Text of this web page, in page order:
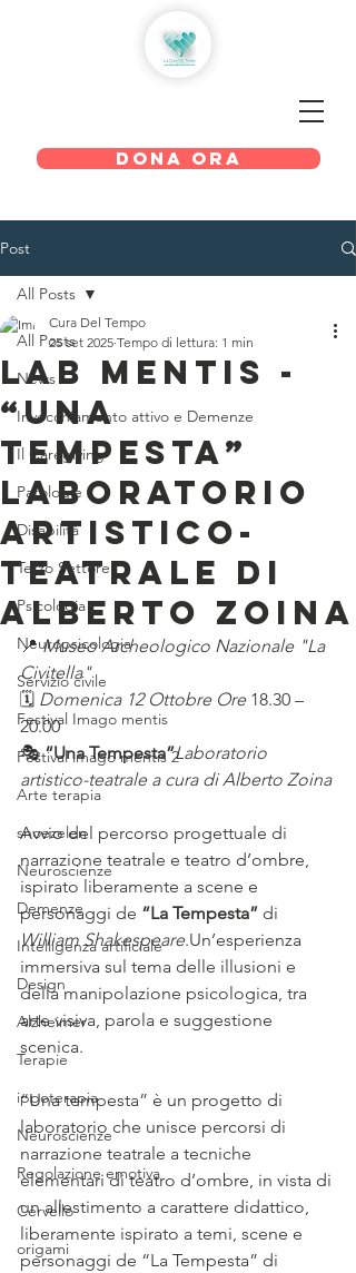
DONA ORA
Post
All Posts
News
Invecchiamento attivo e Demenze
Il Caregiving
Patologie
Disabilità
Terzo Settore
Psicologia
Neuropsicologia
Servizio civile
Festival Imago mentis
Festival imago mentis 2
Arte terapia
snoezelen
Neuroscienze
Demenze
Intelligenza artificiale
Design
Alzheimer
Terapie
ippoterapia
Neuroscienze
Regolazione emotiva
Cervello
origami
All Posts
Lab Mentis -
“Una
Tempesta”
Laboratorio
Artistico-
teatrale di
Alberto Zoina
Cura Del Tempo
25 set 2025 Tempo di lettura: 1 min
📍 Museo Archeologico Nazionale "La
Civitella"
🗓 Domenica 12 Ottobre Ore 18.30 –
20.00
🎭 “Una Tempesta”Laboratorio
artistico-teatrale a cura di Alberto Zoina
Avvio del percorso progettuale di
narrazione teatrale e teatro d’ombre,
ispirato liberamente a scene e
personaggi de “La Tempesta” di
William Shakespeare.Un’esperienza
immersiva sul tema delle illusioni e
della manipolazione psicologica, tra
arte visiva, parola e suggestione
scenica.
“Una tempesta” è un progetto di
laboratorio che unisce percorsi di
narrazione teatrale a tecniche
elementari di teatro d’ombre, in vista di
un allestimento a carattere didattico,
liberamente ispirato a temi, scene e
personaggi de “La Tempesta” di